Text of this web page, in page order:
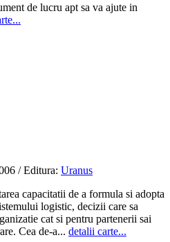
de lucru apt sa va ajute in
/ Editura: Uranus
capacitatii de a formula si adopta
logistic, decizii care sa
cat si pentru partenerii sai
Cea de-a... detalii carte...